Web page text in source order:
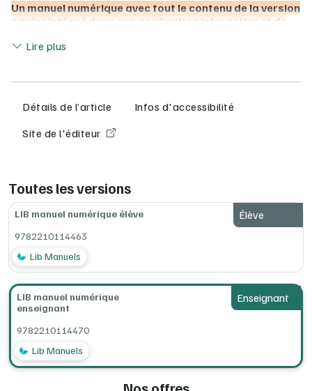
Un manuel numérique avec tout le contenu de la version
papier intégré dans une application interactiveet de
complémentaires en partenariat avec Sesamath :
s'adapter au niveau de chacun
méthodes essentielles du programme
espace Python
Python du manuel : consulter, modifier et exécuter en
►Pour l'enseignant: 1 licence enseignant LIB offerte
pour 20 licences élève LIB achetées
Configurations minimum requises (en ligne, ordinateur,
tablettes, clé USB) :
MANUELSà la rubrique Installation.
Lire plus
Détails de l’article
Infos d'accessibilité
Site de l'éditeur
Toutes les versions
Élève
LIB manuel numérique élève
9782210114463
Lib Manuels
Enseignant
LIB manuel numérique
enseignant
9782210114470
Lib Manuels